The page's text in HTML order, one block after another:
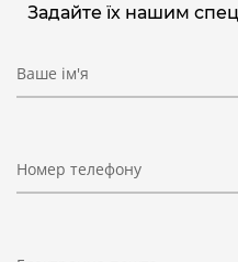
Задайте їх нашим
Ваше ім'я
Номер телефону